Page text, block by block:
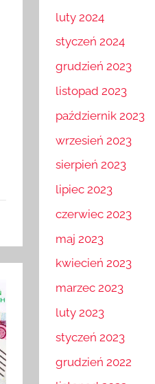
luty 2024
styczeń 2024
grudzień 2023
listopad 2023
październik 2023
wrzesień 2023
sierpień 2023
lipiec 2023
czerwiec 2023
maj 2023
kwiecień 2023
marzec 2023
luty 2023
styczeń 2023
grudzień 2022